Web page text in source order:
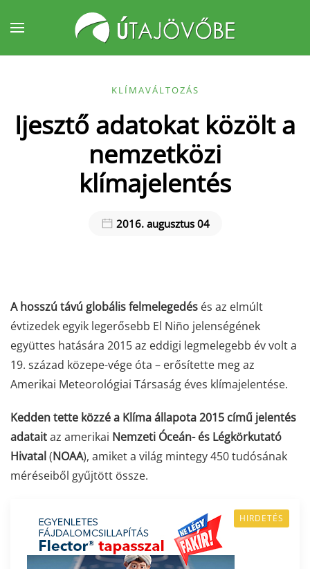
Fő tartalom átugrása
KLÍMAVÁLTOZÁS
Ijesztő adatokat közölt a
nemzetközi
klímajelentés
2016. augusztus 04
A hosszú távú globális felmelegedés és az elmúlt
évtizedek egyik legerősebb El Niño jelenségének
együttes hatására 2015 az eddigi legmelegebb év volt a
19. század közepe-vége óta – erősítette meg az
Amerikai Meteorológiai Társaság éves klímajelentése.
Kedden tette közzé a Klíma állapota 2015 című jelentés
adataitaz amerikai Nemzeti Óceán- és Légkörkutató
Hivatal(NOAA), amiket a világ mintegy 450 tudósának
méréseiből gyűjtött össze.
HIRDETÉS